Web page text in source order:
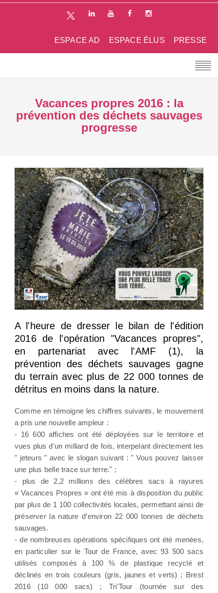
PRESSE
ESPACE ÉLUS
ESPACE AD
Vacances propres 2016 : la
prévention des déchets sauvages
progresse
A l'heure de dresser le bilan de l'édition
2016 de l'opération "Vacances propres",
en partenariat avec l'AMF (1), la
prévention des déchets sauvages gagne
du terrain avec plus de 22 000 tonnes de
détritus en moins dans la nature.
Comme en témoigne les chiffres suivants, le mouvement
a pris une nouvelle ampleur :
- 16 600 affiches ont été déployées sur le territoire et
vues plus d'un milliard de fois, interpelant directement les
" jeteurs " avec le slogan suivant : " Vous pouvez laisser
une plus belle trace sur terre." ;
- plus de 2,2 millions des célèbres sacs à rayures
« Vacances Propres » ont été mis à disposition du public
par plus de 1 100 collectivités locales, permettant ainsi de
préserver la nature d’environ 22 000 tonnes de déchets
sauvages.
- de nombreuses opérations spécifiques ont été menées,
en particulier sur le Tour de France, avec 93 500 sacs
utilisés composés à 100 % de plastique recyclé et
déclinés en trois couleurs (gris, jaunes et verts) ; Brest
2016 (10 000 sacs) ; Tri'Tour (tournée sur des